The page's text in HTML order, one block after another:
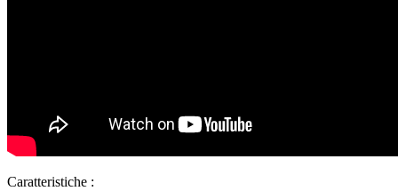
Caratteristiche :